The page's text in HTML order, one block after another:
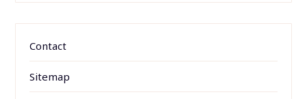
Contact
Sitemap